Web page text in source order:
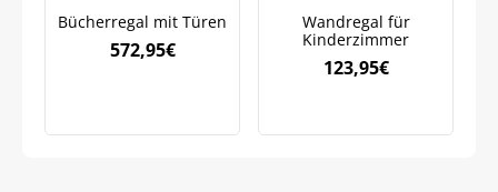
Bücherregal mit Türen
572,95€
Wandregal für
Kinderzimmer
123,95€
Meinen Code senden
Bleiben Sie auf dem Laufenden über
Marketingkommunikation verarbeiten. Lesen Sie unsere